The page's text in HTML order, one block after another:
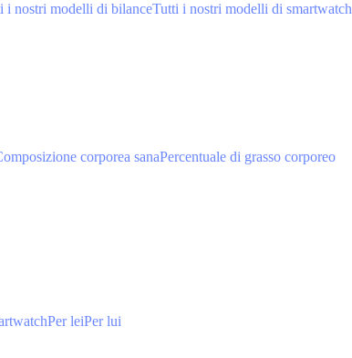
i nostri modelli di bilanceTutti i nostri modelli di smartwatch
corporea sanaPercentuale di grasso corporeo
Per leiPer lui